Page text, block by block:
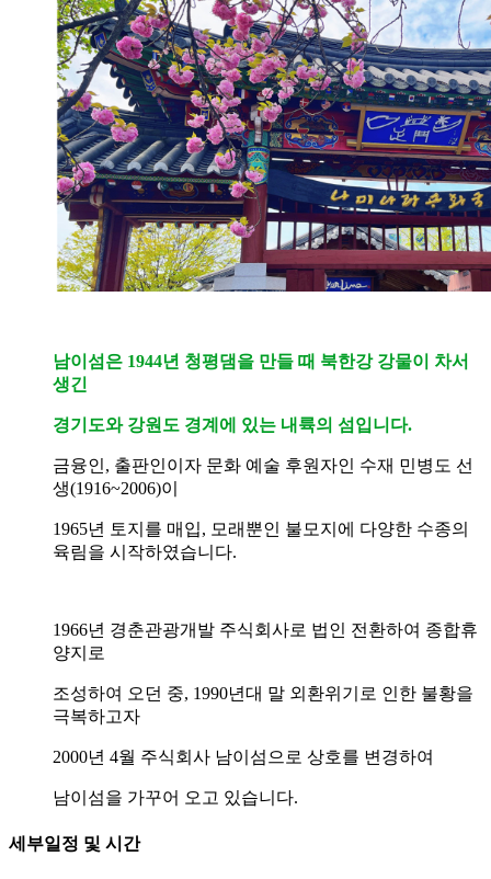
남이섬은 1944년 청평댐을 만들 때 북한강 강물이 차서
생긴
경기도와 강원도 경계에 있는 내륙의 섬입니다.
금융인, 출판인이자 문화 예술 후원자인 수재 민병도 선
생(1916~2006)이
1965년 토지를 매입, 모래뿐인 불모지에 다양한 수종의
육림을 시작하였습니다.
1966년 경춘관광개발 주식회사로 법인 전환하여 종합휴
양지로
조성하여 오던 중, 1990년대 말 외환위기로 인한 불황을
극복하고자
2000년 4월 주식회사 남이섬으로 상호를 변경하여
남이섬을 가꾸어 오고 있습니다.
세부일정 및 시간